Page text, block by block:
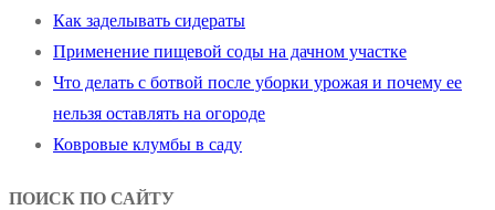
Как заделывать сидераты
Применение пищевой соды на дачном участке
Что делать с ботвой после уборки урожая и почему ее
нельзя оставлять на огороде
Ковровые клумбы в саду
ПОИСК ПО САЙТУ